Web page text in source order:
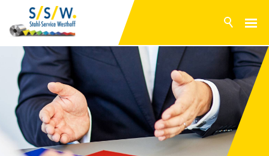
AKTUELL
PRODUKTE
OBERFLÄCHEN
LAGERPROGRAMM
SERVICE